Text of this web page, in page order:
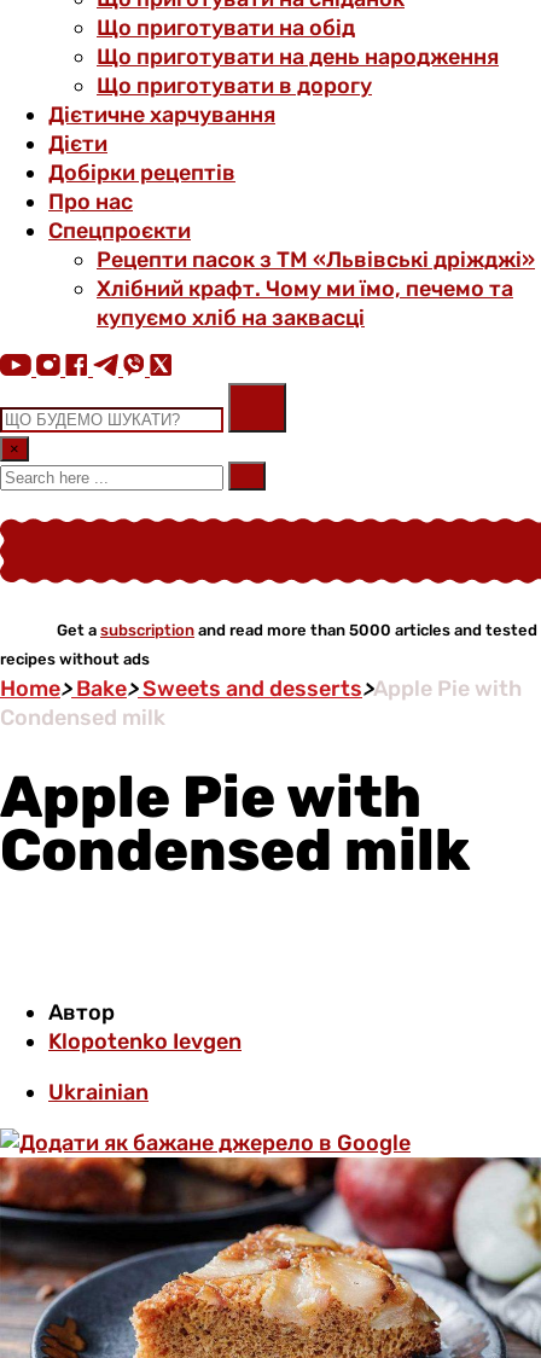
Що приготувати на обід
Що приготувати на день народження
Що приготувати в дорогу
Дієтичне харчування
Дієти
Добірки рецептів
Про нас
Спецпроєкти
Рецепти пасок з ТМ «Львівські дріжджі»
Хлібний крафт. Чому ми їмо, печемо та
купуємо хліб на заквасці
×
Get a subscription and read more than 5000 articles and tested
recipes without ads
Home>Bake>Sweets and desserts>Apple Pie with
Condensed milk
Apple Pie with
Condensed milk
Автор
Klopotenko Ievgen
Ukrainian